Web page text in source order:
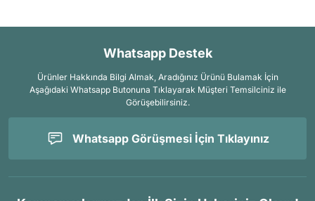
Whatsapp Destek
Ürünler Hakkında Bilgi Almak, Aradığınız Ürünü Bulamak İçin
Aşağıdaki Whatsapp Butonuna Tıklayarak Müşteri Temsilciniz ile
Görüşebilirsiniz.
Whatsapp Görüşmesi İçin Tıklayınız